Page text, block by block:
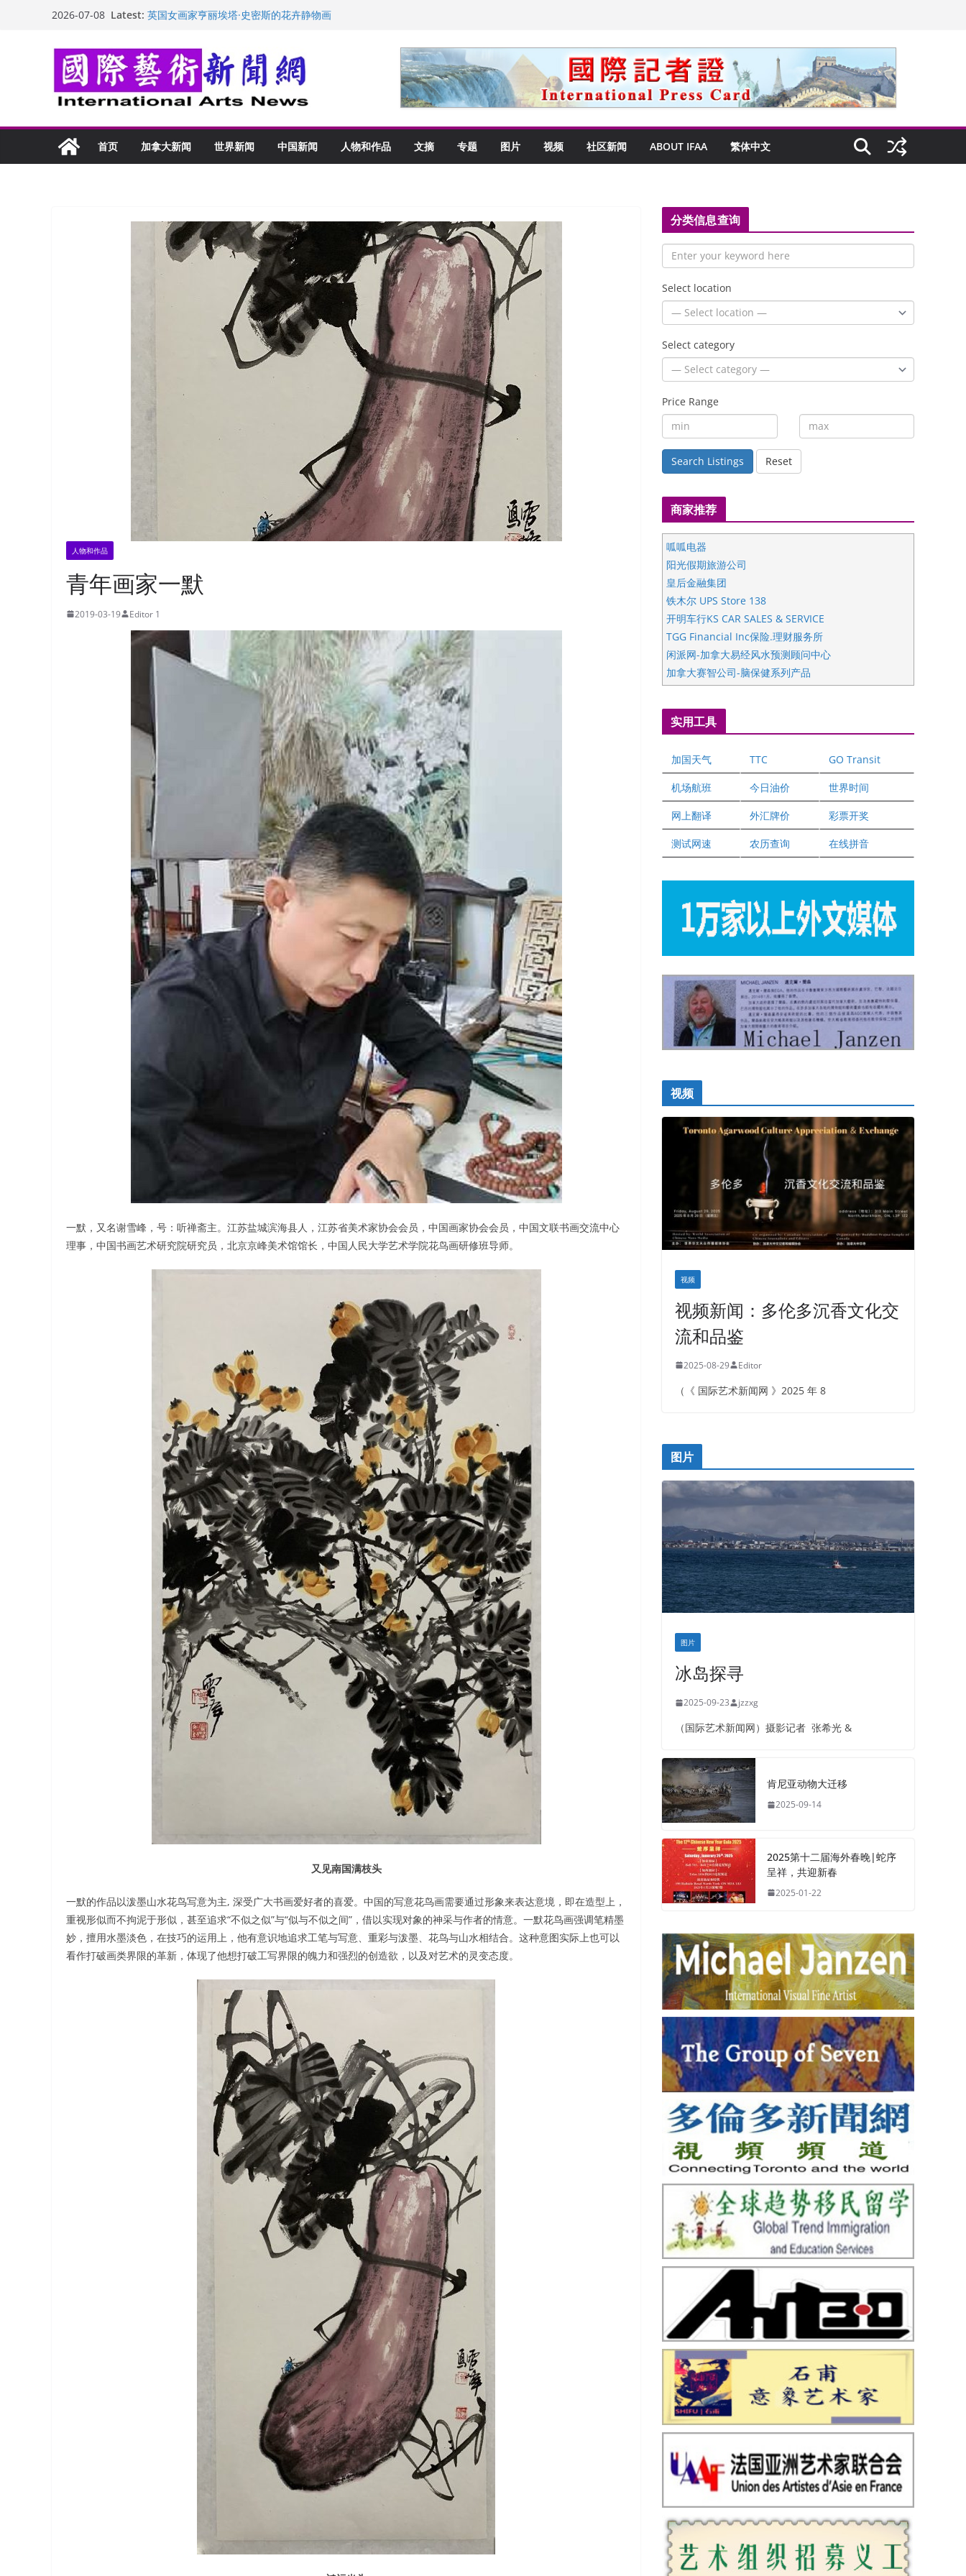
2026-07-08 Latest: 英国女画家亨丽埃塔·史密斯的花卉静物画
苏方 ：“字”得其乐
“梵心”归处：一场展览 连着攀枝花的千里乡愁
首页 加拿大新闻 世界新闻 中国新闻 人物和作品 文摘 专题 图片 视频 社区新闻 ABOUT IFAA 繁体中文
人物和作品
青年画家一默
2019-03-19 Editor 1
一默，又名谢雪峰，号：听禅斋主。江苏盐城滨海县人，江苏省美术家协会会员，中国画家协会会员，中国文联书画交流中心
理事，中国书画艺术研究院研究员，北京京峰美术馆馆长，中国人民大学艺术学院花鸟画研修班导师。
又见南国满枝头
一默的作品以泼墨山水花鸟写意为主, 深受广大书画爱好者的喜爱。中国的写意花鸟画需要通过形象来表达意境，即在造型上，
重视形似而不拘泥于形似，甚至追求“不似之似”与“似与不似之间”，借以实现对象的神采与作者的情意。一默花鸟画强调笔精墨
妙，擅用水墨淡色，在技巧的运用上，他有意识地追求工笔与写意、重彩与泼墨、花鸟与山水相结合。这种意图实际上也可以
看作打破画类界限的革新，体现了他想打破工写界限的魄力和强烈的创造欲，以及对艺术的灵变态度。
分类信息查询
Select location
Select category
Price Range
Search Listings Reset
商家推荐
呱呱电器
阳光假期旅游公司
皇后金融集团
铁木尔 UPS Store 138
开明车行KS CAR SALES & SERVICE
TGG Financial Inc保险.理财服务所
闲派网-加拿大易经风水预测顾问中心
加拿大赛智公司-脑保健系列产品
五星国艺拍卖及评估公司
国际注册执业营养师公会
爱德华连锁酒店万锦分店
健健宝公司
二十一世纪美联地产公司
全球趋势移民留学
盛达资本
正点印艺设计
实用工具
加国天气 TTC GO Transit
机场航班 今日油价 世界时间
网上翻译 外汇牌价 彩票开奖
测试网速 农历查询 在线拼音
视频
视频
视频新闻：多伦多沉香文化交
流和品鉴
2025-08-29 Editor
（《 国际艺术新闻网 》2025 年 8
图片
图片
冰岛探寻
2025-09-23 jzzxg
（国际艺术新闻网）摄影记者 张希光 &
肯尼亚动物大迁移
2025-09-14
2025第十二届海外春晚|蛇序
呈祥，共迎新春
2025-01-22